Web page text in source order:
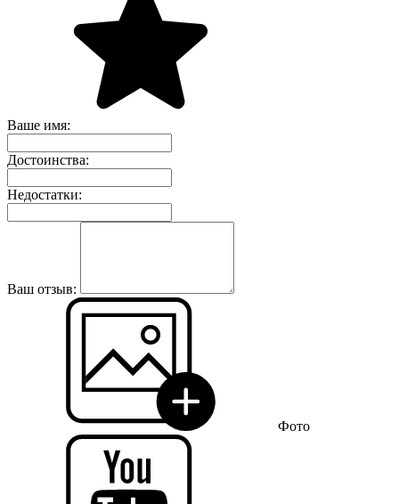
Ваше имя:
Достоинства:
Недостатки:
Ваш отзыв:
Фото